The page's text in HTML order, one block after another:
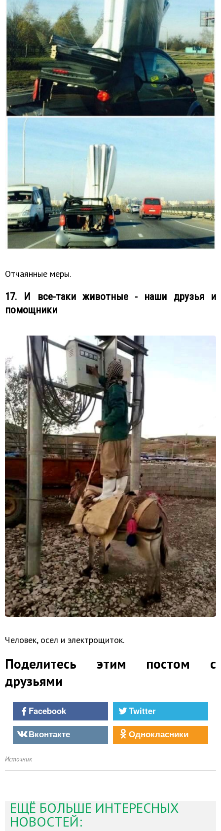
Отчаянные меры.
17. И все-таки животные - наши друзья и
помощники
Человек, осел и электрощиток.
Поделитесь этим постом с
друзьями
Facebook
Twitter
Вконтакте
Однокласники
Источник
ЕЩЁ БОЛЬШЕ ИНТЕРЕСНЫХ
НОВОСТЕЙ: